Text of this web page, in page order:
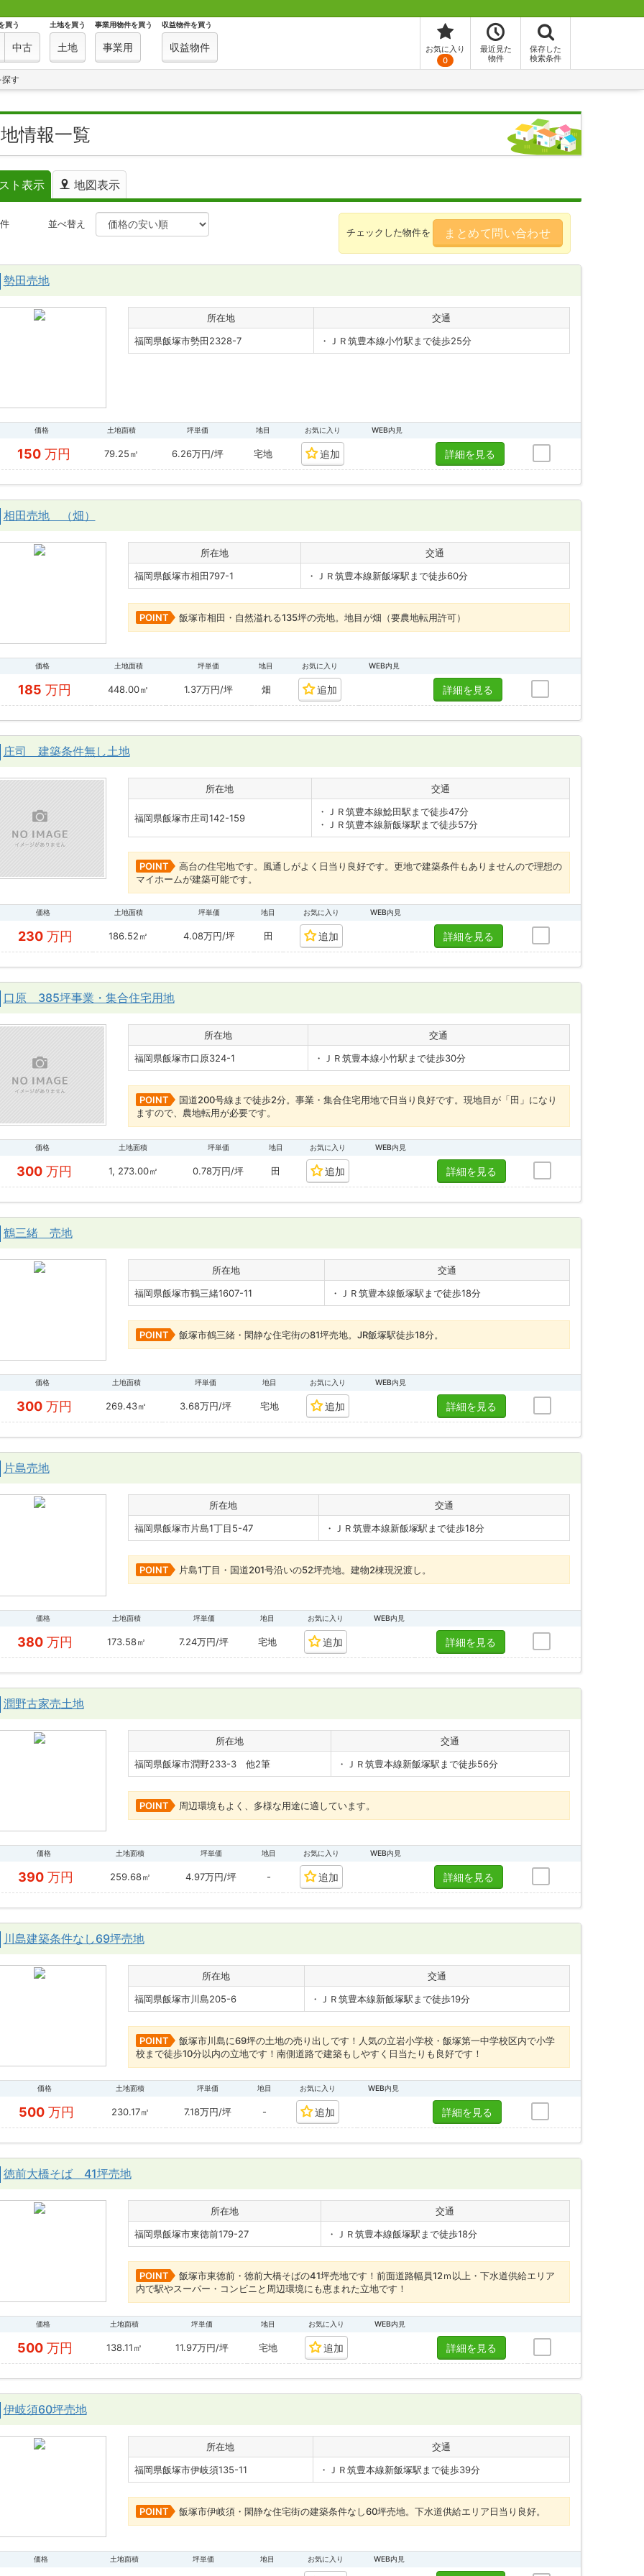
買う
中古
土地を買う
土地
事業用物件を買う
事業用
収益物件を買う
収益物件
お気に入り
0
最近見た
物件
保存した
検索条件
探す
情報一覧
ト表示 地図表示
件 並べ替え
チェックした物件を まとめて問い合わせ
勢田売地
所在地
交通
福岡県飯塚市勢田2328-7
・ＪＲ筑豊本線小竹駅まで徒歩25分
価格 土地面積 坪単価 地目 お気に入り WEB内見
150 万円 79.25㎡ 6.26万円/坪 宅地 追加 詳細を見る
相田売地 （畑）
所在地
交通
福岡県飯塚市相田797-1
・ＪＲ筑豊本線新飯塚駅まで徒歩60分
POINT 飯塚市相田・自然溢れる135坪の売地。地目が畑（要農地転用許可）
価格 土地面積 坪単価 地目 お気に入り WEB内見
185 万円 448.00㎡ 1.37万円/坪 畑 追加 詳細を見る
庄司 建築条件無し土地
所在地 交通
福岡県飯塚市庄司142-159
・ＪＲ筑豊本線鯰田駅まで徒歩47分
・ＪＲ筑豊本線新飯塚駅まで徒歩57分
POINT
高台の住宅地です。風通しがよく日当り良好です。更地で建築条件もありませんので理想の
マイホームが建築可能です。
価格 土地面積 坪単価 地目 お気に入り WEB内見
230 万円 186.52㎡ 4.08万円/坪 田 追加 詳細を見る
口原 385坪事業・集合住宅用地
所在地
交通
福岡県飯塚市口原324-1
・ＪＲ筑豊本線小竹駅まで徒歩30分
POINT
国道200号線まで徒歩2分。事業・集合住宅用地で日当り良好です。現地目が「田」になり
ますので、農地転用が必要です。
価格 土地面積 坪単価 地目 お気に入り WEB内見
300 万円 1, 273.00㎡ 0.78万円/坪 田 追加 詳細を見る
鶴三緒 売地
所在地
交通
福岡県飯塚市鶴三緒1607-11
・ＪＲ筑豊本線飯塚駅まで徒歩18分
POINT 飯塚市鶴三緒・閑静な住宅街の81坪売地。JR飯塚駅徒歩18分。
価格 土地面積 坪単価 地目 お気に入り WEB内見
300 万円 269.43㎡ 3.68万円/坪 宅地 追加 詳細を見る
片島売地
所在地
交通
福岡県飯塚市片島1丁目5-47
・ＪＲ筑豊本線新飯塚駅まで徒歩18分
POINT 片島1丁目・国道201号沿いの52坪売地。建物2棟現況渡し。
価格 土地面積 坪単価 地目 お気に入り WEB内見
380 万円 173.58㎡ 7.24万円/坪 宅地 追加 詳細を見る
潤野古家売土地
所在地
交通
福岡県飯塚市潤野233-3 他2筆
・ＪＲ筑豊本線新飯塚駅まで徒歩56分
POINT 周辺環境もよく、多様な用途に適しています。
価格 土地面積 坪単価 地目 お気に入り WEB内見
390 万円 259.68㎡ 4.97万円/坪 - 追加 詳細を見る
川島建築条件なし69坪売地
所在地
交通
福岡県飯塚市川島205-6
・ＪＲ筑豊本線新飯塚駅まで徒歩19分
POINT
飯塚市川島に69坪の土地の売り出しです！人気の立岩小学校・飯塚第一中学校区内で小学
校まで徒歩10分以内の立地です！南側道路で建築もしやすく日当たりも良好です！
価格 土地面積 坪単価 地目 お気に入り WEB内見
500 万円 230.17㎡ 7.18万円/坪 - 追加 詳細を見る
徳前大橋そば 41坪売地
所在地
交通
福岡県飯塚市東徳前179-27
・ＪＲ筑豊本線飯塚駅まで徒歩18分
POINT
飯塚市東徳前・徳前大橋そばの41坪売地です！前面道路幅員12ｍ以上・下水道供給エリア
内で駅やスーパー・コンビニと周辺環境にも恵まれた立地です！
価格 土地面積 坪単価 地目 お気に入り WEB内見
500 万円 138.11㎡ 11.97万円/坪 宅地 追加 詳細を見る
伊岐須60坪売地
所在地
交通
福岡県飯塚市伊岐須135-11
・ＪＲ筑豊本線新飯塚駅まで徒歩39分
POINT 飯塚市伊岐須・閑静な住宅街の建築条件なし60坪売地。下水道供給エリア日当り良好。
価格 土地面積 坪単価 地目 お気に入り WEB内見